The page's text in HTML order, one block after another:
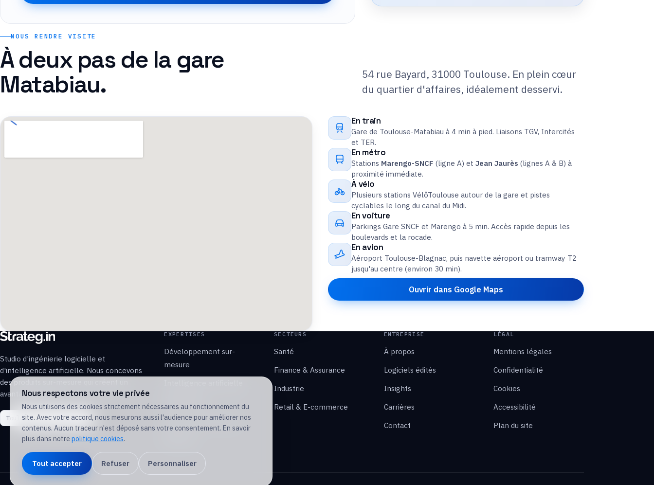
NOUS RENDRE VISITE
À deux pas de la gare
Matabiau.
54 rue Bayard, 31000 Toulouse. En plein cœur
du quartier d'affaires, idéalement desservi.
En train
Gare de Toulouse-Matabiau à 4 min à pied. Liaisons TGV, Intercités
et TER.
En métro
Stations Marengo-SNCF (ligne A) etJean Jaurès (lignes A & B) à
proximité immédiate.
À vélo
Plusieurs stations VélôToulouse autour de la gare et pistes
cyclables le long du canal du Midi.
En voiture
Parkings Gare SNCF et Marengo à 5 min. Accès rapide depuis les
boulevards et la rocade.
En avion
Aéroport Toulouse-Blagnac, puis navette aéroport ou tramway T2
jusqu'au centre (environ 30 min).
Ouvrir dans Google Maps
Studio d'ingénierie logicielle et
d'intelligence artificielle. Nous concevons
des produits sur-mesure qui créent un
avantage durable.
Toulouse Remote-first
EXPERTISES
Développement sur-
mesure
Édition SaaS
Data, Cloud & DevOps
SECTEURS
Santé
Finance & Assurance
Industrie
Retail & E-commerce
ENTREPRISE
À propos
Logiciels édités
Insights
Carrières
Contact
LÉGAL
Mentions légales
Confidentialité
Cookies
Accessibilité
Plan du site
Nous respectons votre vie privée
Nous utilisons des cookies strictement nécessaires au fonctionnement du
site. Avec votre accord, nous mesurons aussi l'audience pour améliorer nos
contenus. Aucun traceur n'est déposé sans votre consentement. En savoir
plus dans notre politique cookies.
Tout accepter Refuser Personnaliser